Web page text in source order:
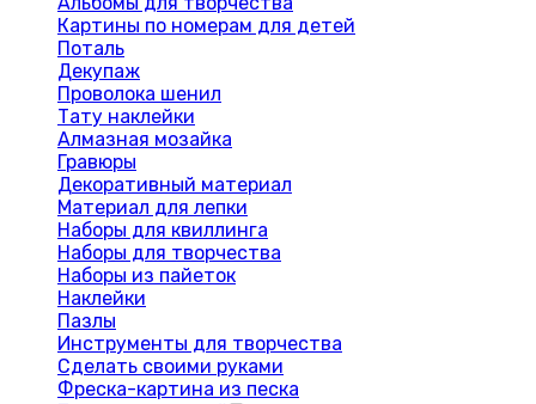
Картины по номерам для детей
Поталь
Декупаж
Проволока шенил
Тату наклейки
Алмазная мозайка
Гравюры
Декоративный материал
Материал для лепки
Наборы для квиллинга
Наборы для творчества
Наборы из пайеток
Наклейки
Пазлы
Инструменты для творчества
Сделать своими руками
Фреска-картина из песка